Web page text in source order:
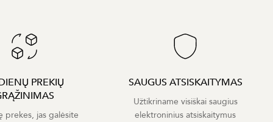
PREKIŲ
prekes, jas galėsite
SAUGUS ATSISKAITYMAS
Užtikriname visiškai saugius
elektroninius atsiskaitymus